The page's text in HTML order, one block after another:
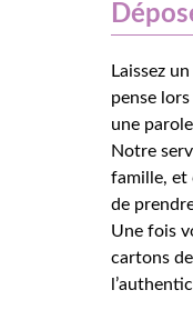
Laissez
pense
une
Notre
famille, et
de
Une fois
cartons